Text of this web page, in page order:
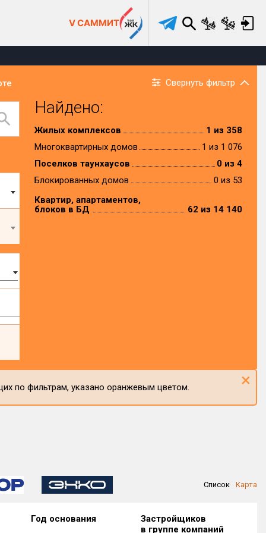
V САММИТ
Свернуть фильтр
Найдено:
Жилых комплексов
1 из 358
Многоквартирных домов
1 из 1 076
Поселков таунхаусов
0 из 4
Блокированных домов
0 из 53
Квартир, апартаментов,
блоков в БД
62 из 14 140
по фильтрам, указано оранжевым цветом. ×
Список Карта
Год основания
Застройщиков
в группе компаний